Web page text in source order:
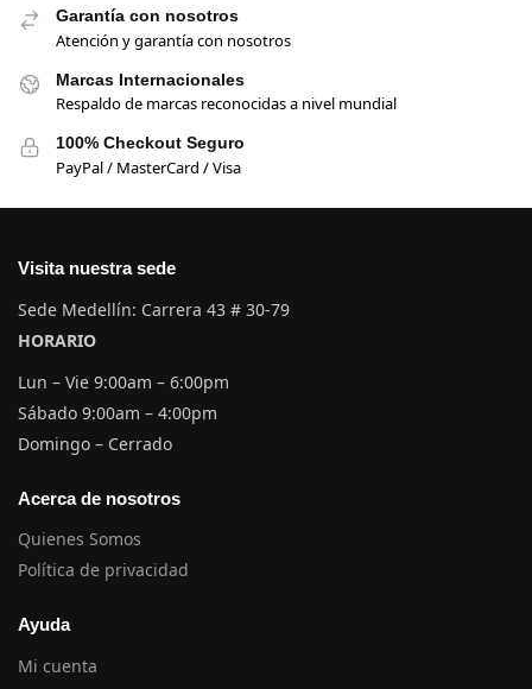
Garantía con nosotros
Atención y garantía con nosotros
Marcas Internacionales
Respaldo de marcas reconocidas a nivel mundial
100% Checkout Seguro
PayPal / MasterCard / Visa
Visita nuestra sede
Sede Medellín: Carrera 43 # 30-79
HORARIO
Lun – Vie 9:00am – 6:00pm
Sábado 9:00am – 4:00pm
Domingo – Cerrado
Acerca de nosotros
Quienes Somos
Política de privacidad
Ayuda
Mi cuenta